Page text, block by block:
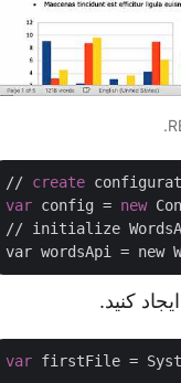
// create
var config = new
// initialize
var